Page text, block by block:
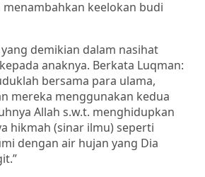
keelokan budi
demikian dalam nasihat
anaknya. Berkata Luqman:
bersama para ulama,
mereka menggunakan kedua
Allah s.w.t. menghidupkan
hikmah (sinar ilmu) seperti
dengan air hujan yang Dia